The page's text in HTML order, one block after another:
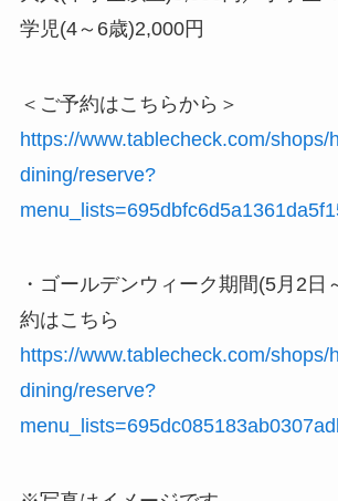
学児(4～6歳)2,000円
＜ご予約はこちらから＞
https://www.tablecheck.com/shops/
dining/reserve?
・ゴールデンウィーク期間(5月2日
約はこちら
https://www.tablecheck.com/shops/
dining/reserve?